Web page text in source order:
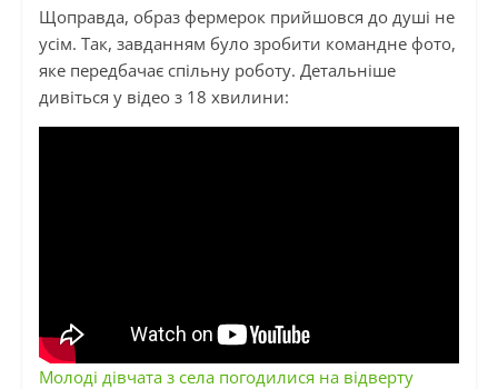
Щоправда, образ фермерок прийшовся до душі не
усім. Так, завданням було зробити командне фото,
яке передбачає спільну роботу. Детальніше
дивіться у відео з 18 хвилини:
Молоді дівчата з села погодилися на відверту